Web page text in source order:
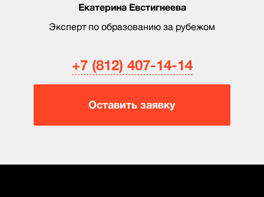
Екатерина Евстигнеева
Эксперт по образованию за рубежом
+7 (812) 407-14-14
Оставить заявку